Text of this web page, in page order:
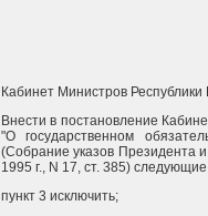
Кабинет Министров
Внести в постановление
"О государственном
(Собрание указов Президента
1995 г., N 17, ст. 385)
пункт 3 исключить;